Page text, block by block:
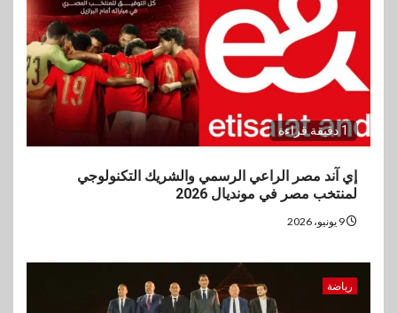
1 دقيقة قراءة
إي آند مصر الراعي الرسمي والشريك التكنولوجي
لمنتخب مصر في مونديال 2026
رياضة